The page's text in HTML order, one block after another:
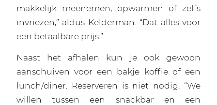
makkelijk meenemen, opwarmen of zelfs
invriezen,” aldus Kelderman. “Dat alles voor
een betaalbare prijs.”
Naast het afhalen kun je ook gewoon
aanschuiven voor een bakje koffie of een
lunch/diner. Reserveren is niet nodig. “We
willen tussen een snackbar en een